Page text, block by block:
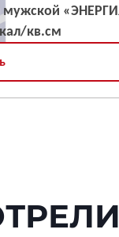
АРАМИД»
кв.см